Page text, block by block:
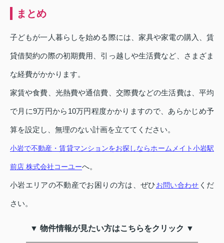
まとめ
子どもが一人暮らしを始める際には、家具や家電の購入、賃
貸借契約の際の初期費用、引っ越しや生活費など、さまざま
な経費がかかります。
家賃や食費、光熱費や通信費、交際費などの生活費は、平均
で月に9万円から10万円程度かかりますので、あらかじめ予
算を設定し、無理のない計画を立ててください。
小岩で不動産・賃貸マンションをお探しならホームメイト小岩駅
前店 株式会社コーユーへ。
小岩エリアの不動産でお困りの方は、ぜひお問い合わせ くだ
さい。
▼ 物件情報が見たい方はこちらをクリック ▼